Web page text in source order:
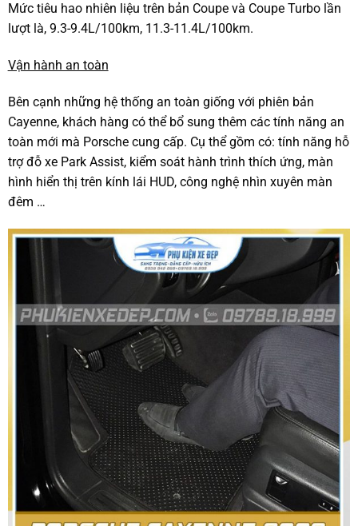
Mức tiêu hao nhiên liệu trên bản Coupe và Coupe Turbo lần
lượt là, 9.3-9.4L/100km, 11.3-11.4L/100km.
Vận hành an toàn
Bên cạnh những hệ thống an toàn giống với phiên bản
Cayenne, khách hàng có thể bổ sung thêm các tính năng an
toàn mới mà Porsche cung cấp. Cụ thể gồm có: tính năng hỗ
trợ đỗ xe Park Assist, kiểm soát hành trình thích ứng, màn
hình hiển thị trên kính lái HUD, công nghệ nhìn xuyên màn
đêm …